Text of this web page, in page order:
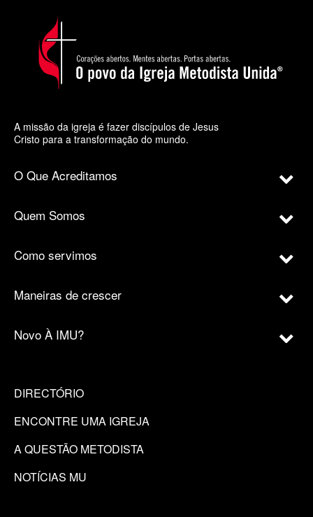
A missão da igreja é fazer discípulos de Jesus
Cristo para a transformação do mundo.
O Que Acreditamos
Quem Somos
Como servimos
Maneiras de crescer
Novo À IMU?
DIRECTÓRIO
ENCONTRE UMA IGREJA
A QUESTÃO METODISTA
NOTÍCIAS MU